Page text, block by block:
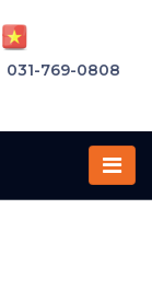
031-769-0808